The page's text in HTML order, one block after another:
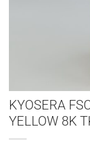
KYOSERA
YELLOW 8K